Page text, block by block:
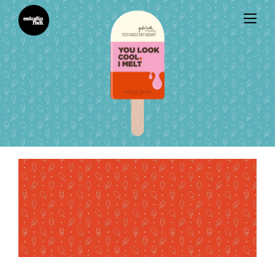
Estudiofbdi®